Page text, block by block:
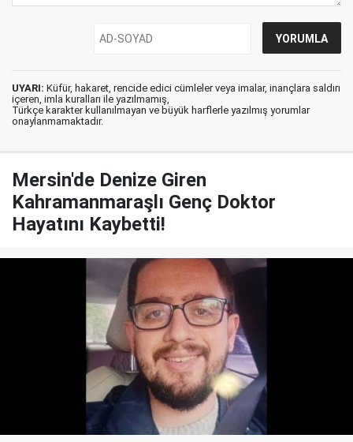
UYARI: Küfür, hakaret, rencide edici cümleler veya imalar, inançlara saldırı
içeren, imla kuralları ile yazılmamış,
Türkçe karakter kullanılmayan ve büyük harflerle yazılmış yorumlar
onaylanmamaktadır.
Mersin'de Denize Giren
Kahramanmaraşlı Genç Doktor
Hayatını Kaybetti!